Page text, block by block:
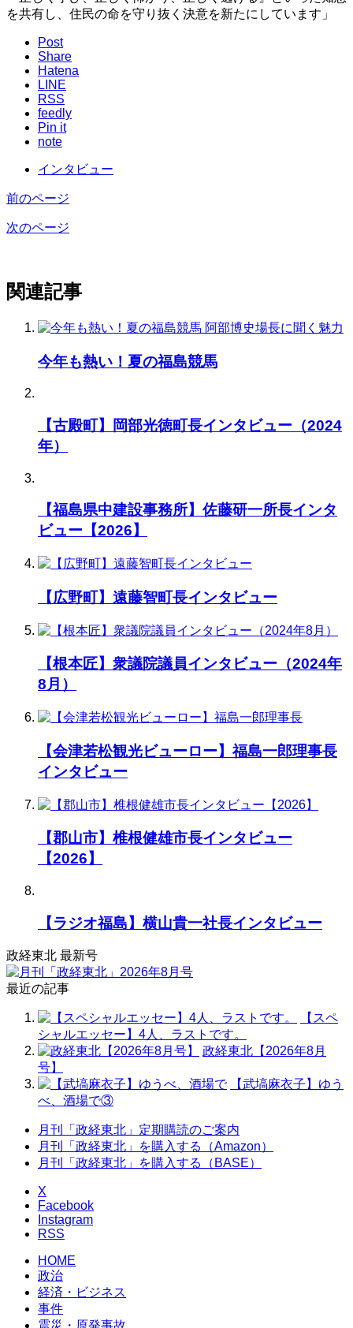
を共有し、住民の命を守り抜く決意を新たにしています」
Post
Share
Hatena
LINE
RSS
feedly
Pin it
note
インタビュー
前のページ
次のページ
関連記事
今年も熱い！夏の福島競馬
【古殿町】岡部光徳町長インタビュー（2024
年）
【福島県中建設事務所】佐藤研一所長インタ
ビュー【2026】
【広野町】遠藤智町長インタビュー
【根本匠】衆議院議員インタビュー（2024年
8月）
【会津若松観光ビューロー】福島一郎理事長
インタビュー
【郡山市】椎根健雄市長インタビュー
【2026】
【ラジオ福島】横山貴一社長インタビュー
政経東北 最新号
最近の記事
【スペ
シャルエッセー】4人、ラストです。
政経東北【2026年8月
号】
【武塙麻衣子】ゆう
べ、酒場で③
月刊「政経東北」定期購読のご案内
月刊「政経東北」を購入する（Amazon）
月刊「政経東北」を購入する（BASE）
X
Facebook
Instagram
RSS
HOME
政治
経済・ビジネス
事件